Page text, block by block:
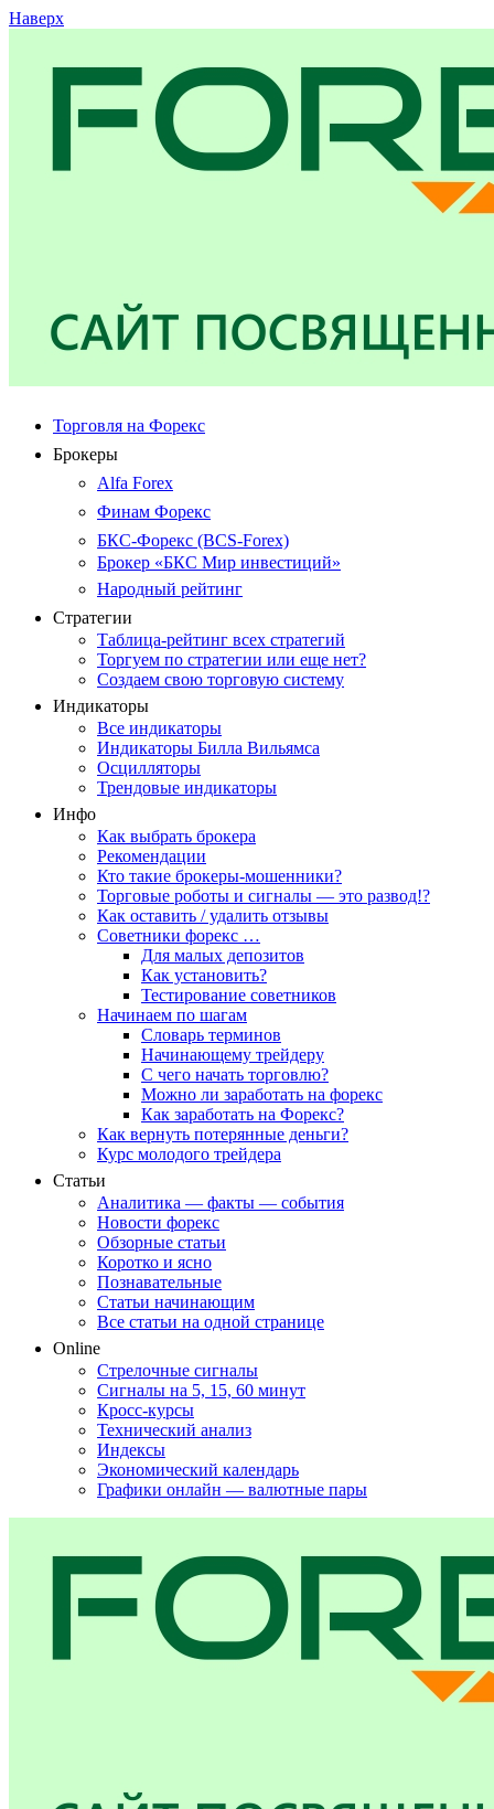
Наверх
Торговля на Форекс
Брокеры
Alfa Forex
Финам Форекс
БКС-Форекс (BCS-Forex)
Брокер «БКС Мир инвестиций»
Народный рейтинг
Стратегии
Таблица-рейтинг всех стратегий
Торгуем по стратегии или еще нет?
Создаем свою торговую систему
Индикаторы
Все индикаторы
Индикаторы Билла Вильямса
Осцилляторы
Трендовые индикаторы
Инфо
Как выбрать брокера
Рекомендации
Кто такие брокеры-мошенники?
Торговые роботы и сигналы — это развод!?
Как оставить / удалить отзывы
Советники форекс …
Для малых депозитов
Как установить?
Тестирование советников
Начинаем по шагам
Словарь терминов
Начинающему трейдеру
С чего начать торговлю?
Можно ли заработать на форекс
Как заработать на Форекс?
Как вернуть потерянные деньги?
Курс молодого трейдера
Статьи
Аналитика — факты — события
Новости форекс
Обзорные статьи
Коротко и ясно
Познавательные
Статьи начинающим
Все статьи на одной странице
Online
Стрелочные сигналы
Сигналы на 5, 15, 60 минут
Кросс-курсы
Технический анализ
Индексы
Экономический календарь
Графики онлайн — валютные пары